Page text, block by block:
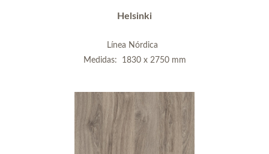
Helsinki
Línea Nórdica
Medidas: 1830 x 2750 mm